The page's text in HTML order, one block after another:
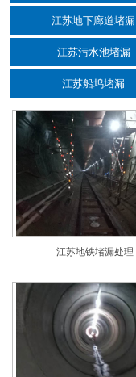
江苏地下廊道堵漏
江苏污水池堵漏
江苏船坞堵漏
江苏地铁堵漏处理